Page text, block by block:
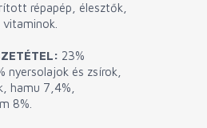
répapép, élesztők,
23%
nyersolajok és zsírok,
hamu 7,4%,
8%.